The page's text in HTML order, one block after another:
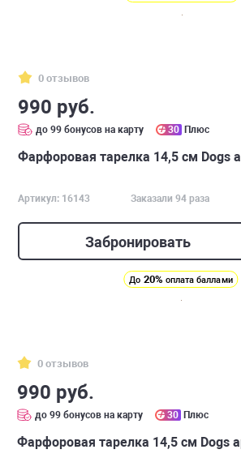
0 отзывов
990 руб.
до 99 бонусов на карту 30 Плюс
Фарфоровая тарелка 14,5 см Dogs
Артикул: 16143 Заказали 94 раза
Забронировать
До 20% оплата баллами
0 отзывов
990 руб.
до 99 бонусов на карту 30 Плюс
Фарфоровая тарелка 14,5 см Dogs